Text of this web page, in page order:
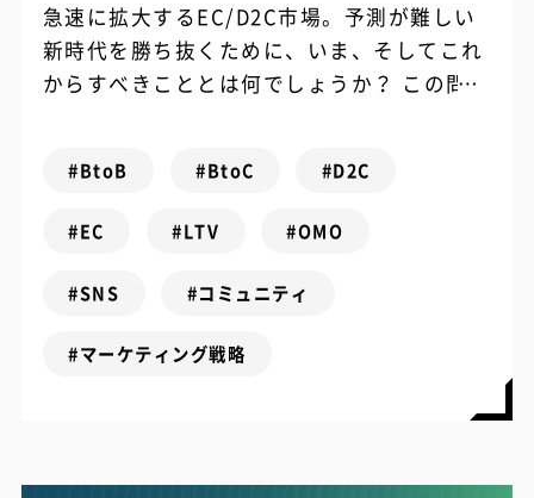
急速に拡大するEC/D2C市場。予測が難しい
新時代を勝ち抜くために、いま、そしてこれ
からすべきこととは何でしょうか？ この問い
#BtoB #BtoC #D2C
#EC #LTV #OMO
#SNS #コミュニティ
#マーケティング戦略